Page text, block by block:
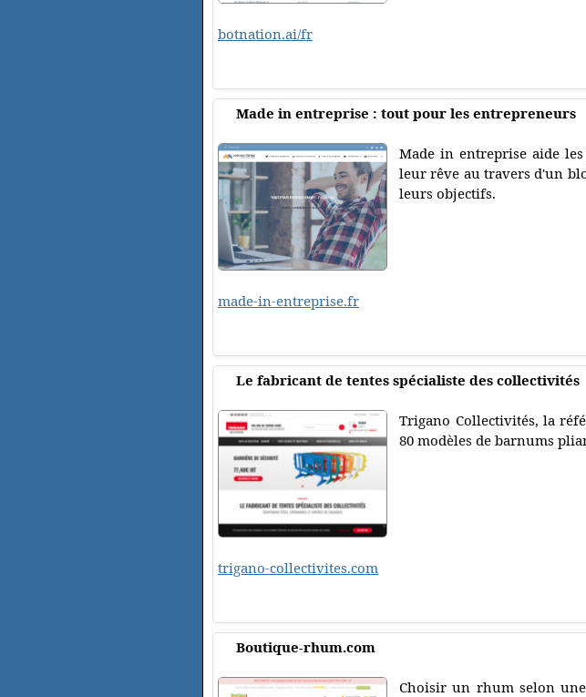
botnation.ai/fr
Made in entreprise : tout pour les entrepreneurs
Made in entreprise aide
leur rêve au travers d'un
leurs objectifs.
made-in-entreprise.fr
Le fabricant de tentes spécialiste des collectivités
Trigano Collectivités, la
80 modèles de barnums
trigano-collectivites.com
Boutique-rhum.com
Choisir un rhum selon